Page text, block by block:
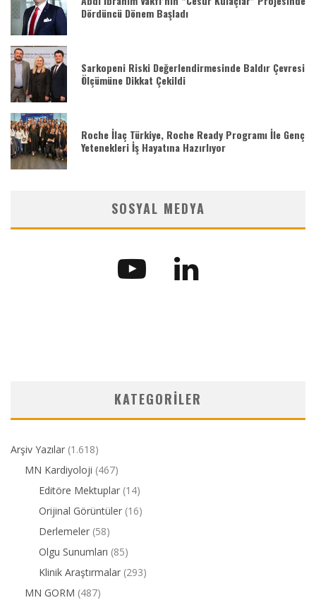
Dördüncü Dönem Başladı
Sarkopeni Riski Değerlendirmesinde Baldır Çevresi
Ölçümüne Dikkat Çekildi
Roche İlaç Türkiye, Roche Ready Programı İle Genç
Yetenekleri İş Hayatına Hazırlıyor
SOSYAL MEDYA
KATEGORILER
Arşiv Yazılar (1.618)
MN Kardiyoloji (467)
Editöre Mektuplar (14)
Orijinal Görüntüler (16)
Derlemeler (58)
Olgu Sunumları (85)
Klinik Araştırmalar (293)
MN GORM (487)